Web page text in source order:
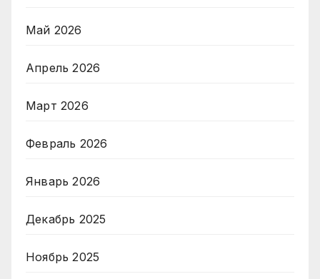
Май 2026
Апрель 2026
Март 2026
Февраль 2026
Январь 2026
Декабрь 2025
Ноябрь 2025